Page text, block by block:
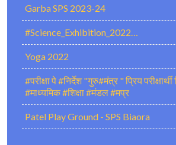
Garba SPS 2023-24
#Science_Exhibition_2022…
Yoga 2022
#परीक्षा पे #निर्देश "गुरु#मंत्र " प्रिय परीक्षार्थी
#माध्यमिक #शिक्षा #मंडल #मप्र
Patel Play Ground - SPS Biaora